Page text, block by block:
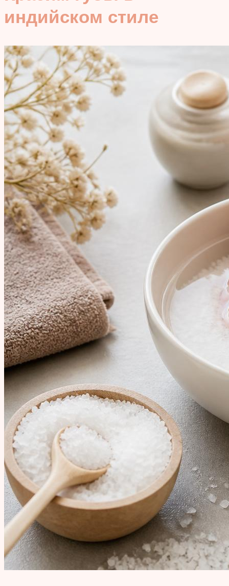
индийском стиле